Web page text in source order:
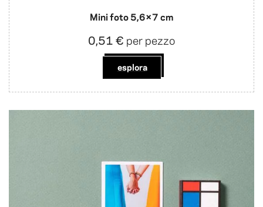
Mini foto 5,6×7 cm
0,51 € per pezzo
esplora